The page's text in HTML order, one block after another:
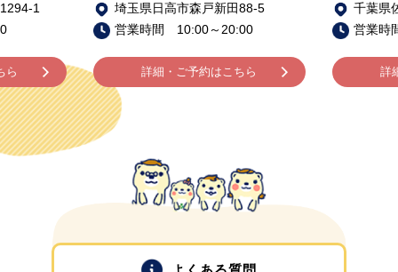
田88-5
ちら
千葉県佐倉市寺崎北6-1-1
営業時間 10:00～20:00
詳細・ご予約はこちら
山
営